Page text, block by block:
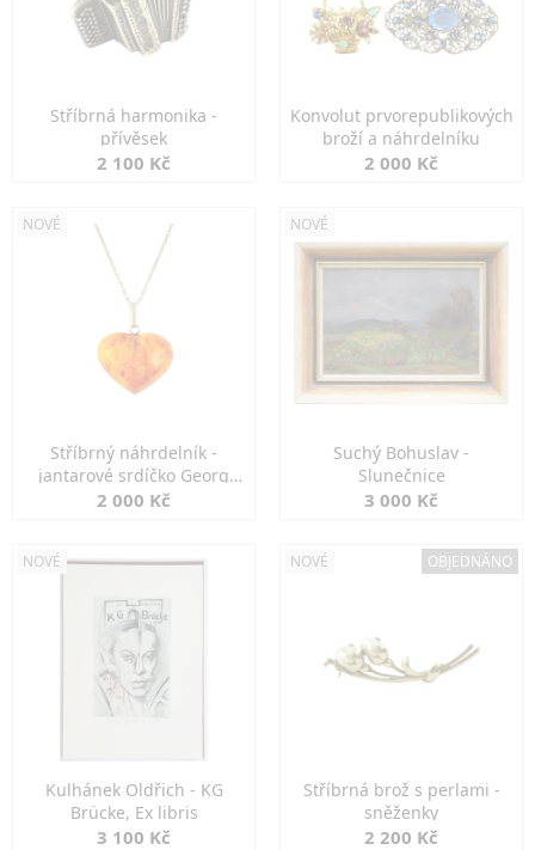
Stříbrná harmonika -
přívěsek
2 100 Kč
Konvolut prvorepublikových
broží a náhrdelníku
2 000 Kč
NOVÉ
Stříbrný náhrdelník -
jantarové srdíčko Georg
Kramer
2 000 Kč
NOVÉ
Suchý Bohuslav -
Slunečnice
3 000 Kč
NOVÉ
Kulhánek Oldřich - KG
Brücke, Ex libris
3 100 Kč
NOVÉ OBJEDNÁNO
Stříbrná brož s perlami -
sněženky
2 200 Kč